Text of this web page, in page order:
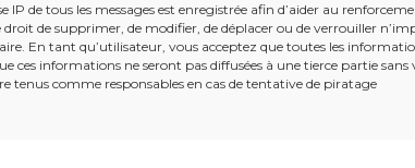
IP de tous les messages est enregistrée afin d’aider au
de supprimer, de modifier, de déplacer ou de verrouiller
En tant qu’utilisateur, vous acceptez que toutes les
ces informations ne seront pas diffusées à une tierce partie sans
comme responsables en cas de tentative de piratage